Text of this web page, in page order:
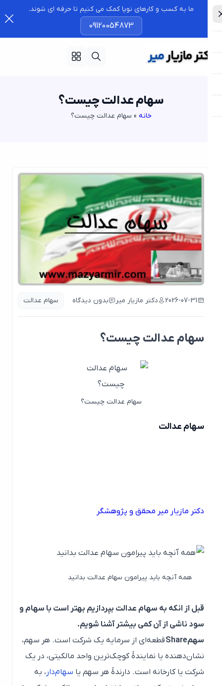
ما به کسب و کارهای نوپا کمک می کنیم تا حرفه ای شوند.
09120054873
سهام عدالت چیست؟
»سهام عدالت چیست؟
2026-07-31 دکتر مازیار میر بدون دیدگاه سهام عدالت
سهام عدالت چیست؟
سهام عدالت چیست؟
سهام عدالت
دکتر مازیار میر محقق و پژوهشگر
همه آنچه باید پیرامون سهام عدالت بدانید
قبل از انکه به سهام عدالت بپردازیم بهتر است با سهام و
سود ناشی از آن کمی بیشتر آشنا شویم.
سهمShareقطعه‌ای از سرمایه یک شرکت است. هر سهم،
نشان‌دهنده یا نمایندهٔ کوچک‌ترین واحد مالکیتی، در یک
شرکت یا کارخانه است. دارندهٔ هر سهم یاسهام‌دار، به